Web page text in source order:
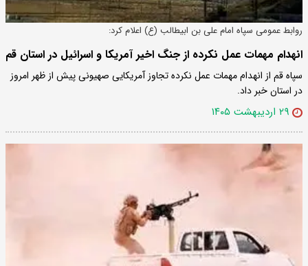
روابط عمومی سپاه امام علی بن ابیطالب (ع) اعلام کرد:
انهدام مهمات عمل نکرده از جنگ اخیر آمریکا و اسرائیل در استان قم
سپاه قم از انهدام مهمات عمل نکرده تجاوز آمریکایی صهیونی پیش از ظهر امروز
در استان خبر داد.
۲۹ اردیبهشت ۱۴۰۵